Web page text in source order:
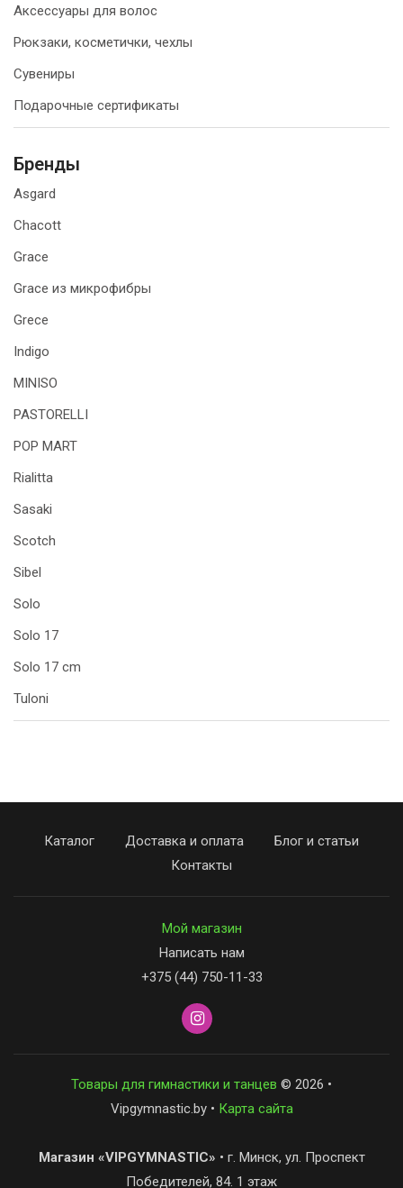
Аксессуары для волос
Рюкзаки, косметички, чехлы
Сувениры
Подарочные сертификаты
Бренды
Asgard
Chacott
Grace
Grace из микрофибры
Grece
Indigo
MINISO
PASTORELLI
POP MART
Rialitta
Sasaki
Scotch
Sibel
Solo
Solo 17
Solo 17 cm
Tuloni
Каталог Доставка и оплата
Блог и статьи
Контакты
Мой магазин
Написать нам
+375 (44) 750-11-33
Товары для гимнастики и танцев © 2026 •
Vipgymnastic.by • Карта сайта
Магазин «VIPGYMNASTIC» • г. Минск, ул. Проспект
Победителей, 84. 1 этаж